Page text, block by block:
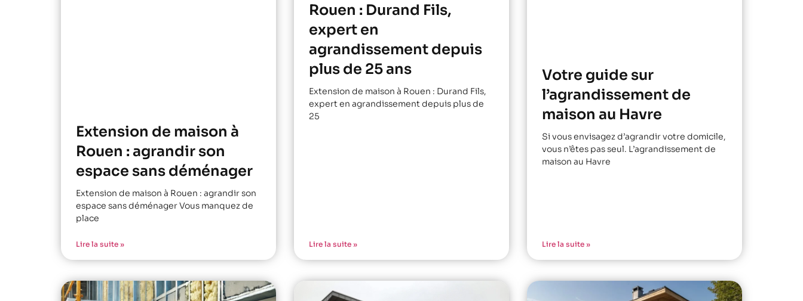
Extension de maison à
Rouen : agrandir son
espace sans déménager
Extension de maison à Rouen : agrandir son
espace sans déménager Vous manquez de
place
Lire la suite »
Rouen : Durand Fils,
expert en
agrandissement depuis
plus de 25 ans
Extension de maison à Rouen : Durand Fils,
expert en agrandissement depuis plus de
25
Lire la suite »
Votre guide sur
l’agrandissement de
maison au Havre
Si vous envisagez d’agrandir votre domicile,
vous n’êtes pas seul. L’agrandissement de
maison au Havre
Lire la suite »